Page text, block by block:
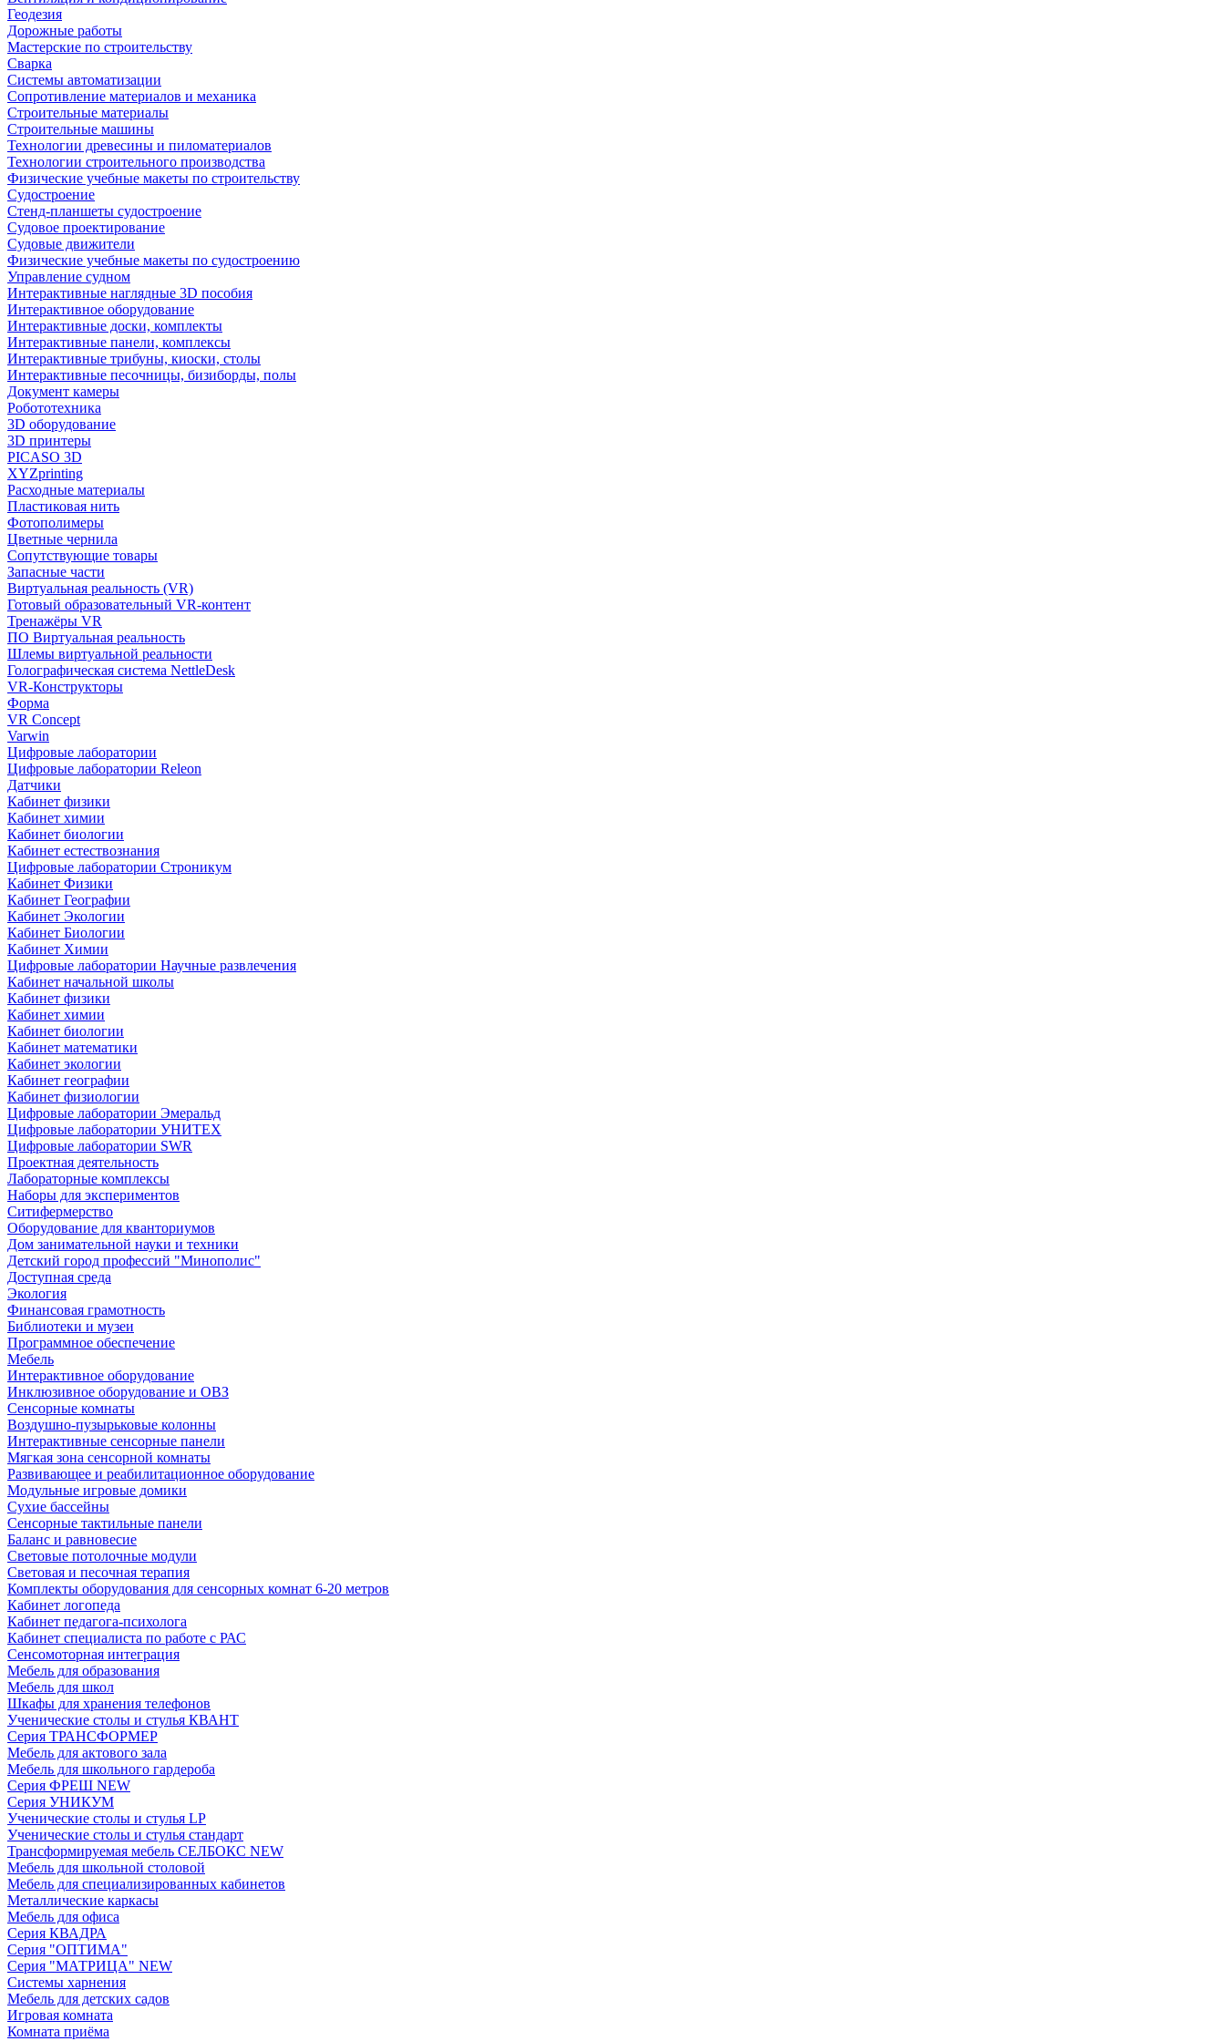
Геодезия
Дорожные работы
Мастерские по строительству
Сварка
Системы автоматизации
Сопротивление материалов и механика
Строительные материалы
Строительные машины
Технологии древесины и пиломатериалов
Технологии строительного производства
Физические учебные макеты по строительству
Судостроение
Стенд-планшеты судостроение
Судовое проектирование
Судовые движители
Физические учебные макеты по судостроению
Управление судном
Интерактивные наглядные 3D пособия
Интерактивное оборудование
Интерактивные доски, комплекты
Интерактивные панели, комплексы
Интерактивные трибуны, киоски, столы
Интерактивные песочницы, бизиборды, полы
Документ камеры
Робототехника
3D оборудование
3D принтеры
PICASO 3D
XYZprinting
Расходные материалы
Пластиковая нить
Фотополимеры
Цветные чернила
Сопутствующие товары
Запасные части
Виртуальная реальность (VR)
Готовый образовательный VR-контент
Тренажёры VR
ПО Виртуальная реальность
Шлемы виртуальной реальности
Голографическая система NettleDesk
VR-Конструкторы
Форма
VR Concept
Varwin
Цифровые лаборатории
Цифровые лаборатории Releon
Датчики
Кабинет физики
Кабинет химии
Кабинет биологии
Кабинет естествознания
Цифровые лаборатории Строникум
Кабинет Физики
Кабинет Географии
Кабинет Экологии
Кабинет Биологии
Кабинет Химии
Цифровые лаборатории Научные развлечения
Кабинет начальной школы
Кабинет физики
Кабинет химии
Кабинет биологии
Кабинет математики
Кабинет экологии
Кабинет географии
Кабинет физиологии
Цифровые лаборатории Эмеральд
Цифровые лаборатории УНИТЕХ
Цифровые лаборатории SWR
Проектная деятельность
Лабораторные комплексы
Наборы для экспериментов
Ситифермерство
Оборудование для кванториумов
Дом занимательной науки и техники
Детский город профессий "Минополис"
Доступная среда
Экология
Финансовая грамотность
Библиотеки и музеи
Программное обеспечение
Мебель
Интерактивное оборудование
Инклюзивное оборудование и ОВЗ
Cенсорные комнаты
Воздушно-пузырьковые колонны
Интерактивные сенсорные панели
Мягкая зона сенсорной комнаты
Развивающее и реабилитационное оборудование
Модульные игровые домики
Сухие бассейны
Сенсорные тактильные панели
Баланс и равновесие
Световые потолочные модули
Световая и песочная терапия
Комплекты оборудования для сенсорных комнат 6-20 метров
Кабинет логопеда
Кабинет педагога-психолога
Кабинет специалиста по работе с РАС
Сенсомоторная интеграция
Мебель для образования
Мебель для школ
Шкафы для хранения телефонов
Ученические столы и стулья КВАНТ
Серия ТРАНСФОРМЕР
Мебель для актового зала
Мебель для школьного гардероба
Серия ФРЕШ NEW
Серия УНИКУМ
Ученические столы и стулья LP
Ученические столы и стулья стандарт
Трансформируемая мебель СЕЛБОКС NEW
Мебель для школьной столовой
Мебель для специализированных кабинетов
Металлические каркасы
Мебель для офиса
Серия КВАДРА
Серия "ОПТИМА"
Серия "МАТРИЦА" NEW
Системы харнения
Мебель для детских садов
Игровая комната
Комната приёма